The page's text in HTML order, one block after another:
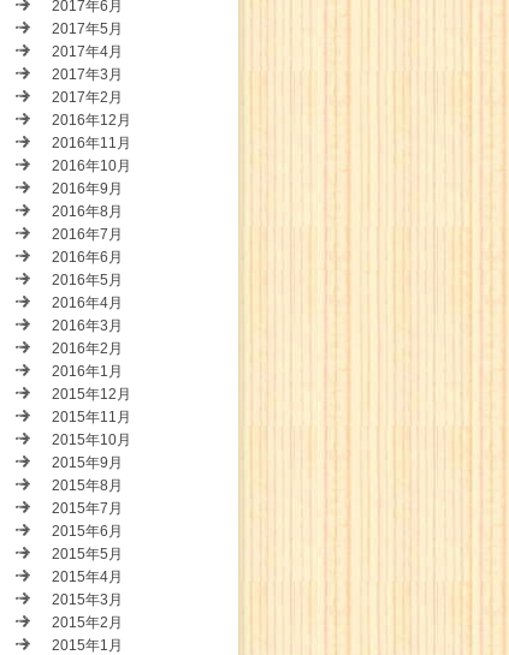
2017年6月
2017年5月
2017年4月
2017年3月
2017年2月
2016年12月
2016年11月
2016年10月
2016年9月
2016年8月
2016年7月
2016年6月
2016年5月
2016年4月
2016年3月
2016年2月
2016年1月
2015年12月
2015年11月
2015年10月
2015年9月
2015年8月
2015年7月
2015年6月
2015年5月
2015年4月
2015年3月
2015年2月
2015年1月